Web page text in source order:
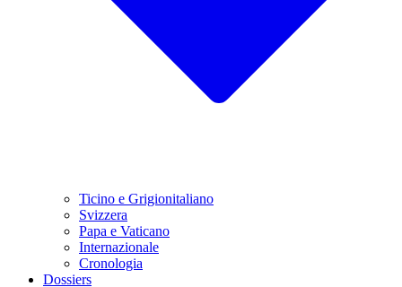
Ticino e Grigionitaliano
Svizzera
Papa e Vaticano
Internazionale
Cronologia
Dossiers